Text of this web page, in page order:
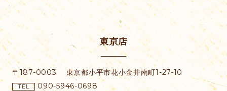
東京店
〒187-0003 東京都小平市花小金井南町1-27-10
TEL 090-5946-0698